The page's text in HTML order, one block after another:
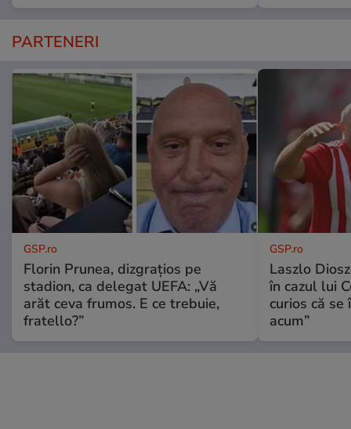
PARTENERI
GSP.ro
Florin Prunea, dizgrațios pe
stadion, ca delegat UEFA: „Vă
arăt ceva frumos. E ce trebuie,
fratello?”
GSP.ro
Laszlo
în cazul lui
curios că
acum”